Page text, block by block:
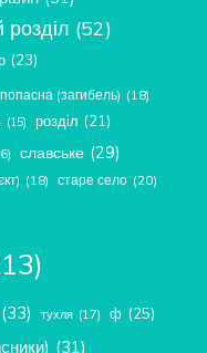
розділ (52)
(23)
попасна (загибель) (18)
(15) розділ (21)
славське (29)
(18) старе село (20)
(33) тухля (17) ф (25)
(31)